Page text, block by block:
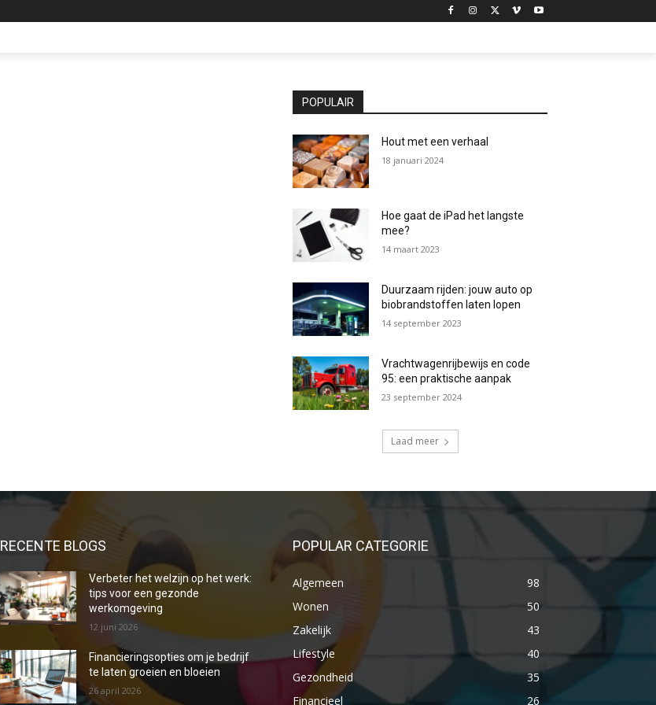
POPULAIR
Hout met een verhaal
18 januari 2024
Hoe gaat de iPad het langste
mee?
14 maart 2023
Duurzaam rijden: jouw auto op
biobrandstoffen laten lopen
14 september 2023
Vrachtwagenrijbewijs en code
95: een praktische aanpak
23 september 2024
Laad meer
RECENTE BLOGS
Verbeter het welzijn op het werk:
tips voor een gezonde
werkomgeving
12 juni 2026
Financieringsopties om je bedrijf
te laten groeien en bloeien
26 april 2026
POPULAR CATEGORIE
Algemeen
98
Wonen
50
Zakelijk
43
Lifestyle
40
Gezondheid
35
Financieel
26